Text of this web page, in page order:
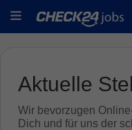
Aktuelle
Wir bevorzugen
Dich und für uns der